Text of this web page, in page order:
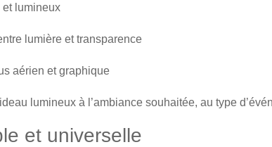
et lumineux
lumière et transparence
aérien et graphique
lumineux à l’ambiance souhaitée, au type
et universelle